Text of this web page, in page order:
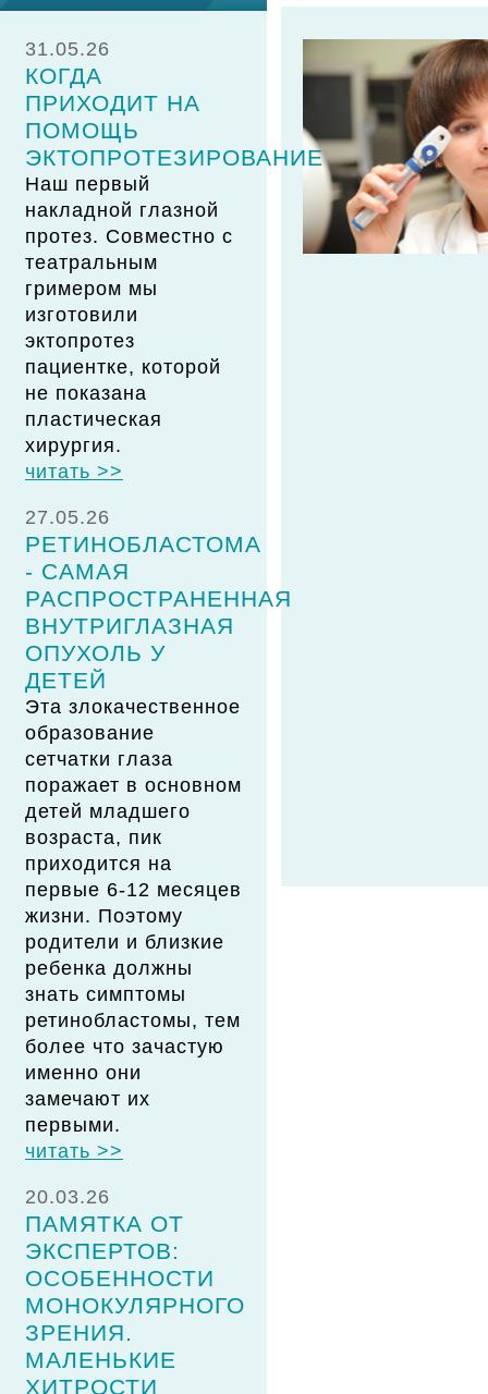
31.05.26
КОГДА
ПРИХОДИТ НА
ПОМОЩЬ
ЭКТОПРОТЕЗИРОВАНИЕ
Наш первый
накладной глазной
протез. Совместно с
театральным
гримером мы
изготовили
эктопротез
пациентке, которой
не показана
пластическая
хирургия.
читать >>
27.05.26
РЕТИНОБЛАСТОМА
- САМАЯ
РАСПРОСТРАНЕННАЯ
ВНУТРИГЛАЗНАЯ
ОПУХОЛЬ У
ДЕТЕЙ
Эта злокачественное
образование
сетчатки глаза
поражает в основном
детей младшего
возраста, пик
приходится на
первые 6-12 месяцев
жизни. Поэтому
родители и близкие
ребенка должны
знать симптомы
ретинобластомы, тем
более что зачастую
именно они
замечают их
первыми.
читать >>
20.03.26
ПАМЯТКА ОТ
ЭКСПЕРТОВ:
ОСОБЕННОСТИ
МОНОКУЛЯРНОГО
ЗРЕНИЯ.
МАЛЕНЬКИЕ
ХИТРОСТИ